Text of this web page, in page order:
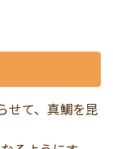
て、真鯛を昆